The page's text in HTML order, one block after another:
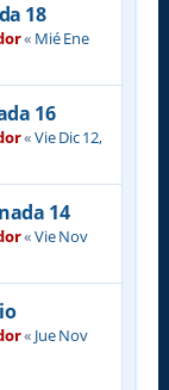
18
« Mié Ene
16
«Vie Dic 12,
14
«Vie Nov
« Jue Nov